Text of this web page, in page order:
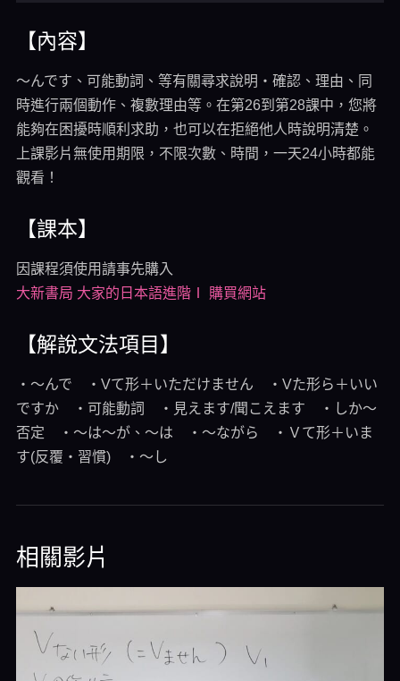
【內容】
～んです、可能動詞、等有關尋求說明・確認、理由、同
時進行兩個動作、複數理由等。在第26到第28課中，您將
能夠在困擾時順利求助，也可以在拒絕他人時說明清楚。
上課影片無使用期限，不限次數、時間，一天24小時都能
觀看！
【課本】
因課程須使用請事先購入
大新書局 大家的日本語進階Ⅰ 購買網站
【解說文法項目】
・～んで ・Vて形＋いただけません ・Vた形ら＋いい
ですか ・可能動詞 ・見えます/聞こえます ・しか～
否定 ・～は～が、～は ・～ながら ・Ｖて形＋いま
す(反覆・習慣) ・～し
相關影片